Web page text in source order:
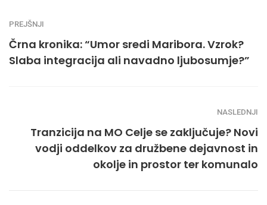
PREJŠNJI
Črna kronika: “Umor sredi Maribora. Vzrok?
Slaba integracija ali navadno ljubosumje?”
NASLEDNJI
Tranzicija na MO Celje se zaključuje? Novi
vodji oddelkov za družbene dejavnost in
okolje in prostor ter komunalo